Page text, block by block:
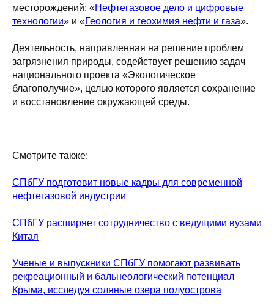
месторождений: «Нефтегазовое дело и цифровые
технологии» и «Геология и геохимия нефти и газа».
Деятельность, направленная на решение проблем
загрязнения природы, содействует решению задач
национального проекта «Экологическое
благополучие», целью которого является сохранение
и восстановление окружающей среды.
Смотрите также:
СПбГУ подготовит новые кадры для современной
нефтегазовой индустрии
СПбГУ расширяет сотрудничество с ведущими вузами
Китая
Ученые и выпускники СПбГУ помогают развивать
рекреационный и бальнеологический потенциал
Крыма, исследуя соляные озера полуострова